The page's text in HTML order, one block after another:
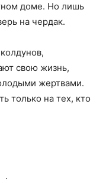
доме. Но лишь
на чердак.
свою жизнь,
жертвами.
только на тех, кто